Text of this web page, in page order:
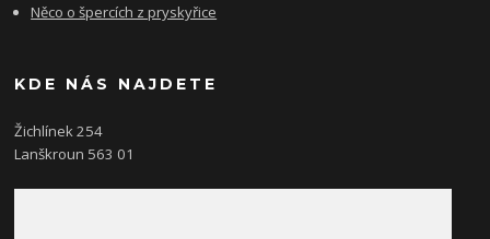
Něco o špercích z pryskyřice
KDE NÁS NAJDETE
Žichlínek 254
Lanškroun 563 01